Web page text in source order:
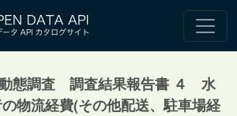
態調査 調査結果報告書 ４ 水
物流経費(その他配送、駐車場経